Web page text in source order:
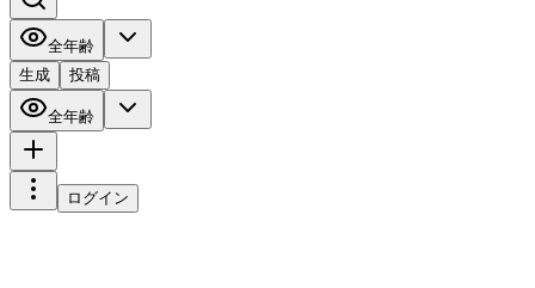
全年齢
生成
投稿
全年齢
ログイン